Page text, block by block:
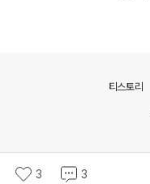
3 3
티스토리